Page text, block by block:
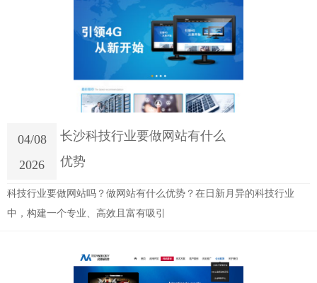
04/08
2026
长沙科技行业要做网站有什么
优势
科技行业要做网站吗？做网站有什么优势？在日新月异的科技行业
中，构建一个专业、高效且富有吸引